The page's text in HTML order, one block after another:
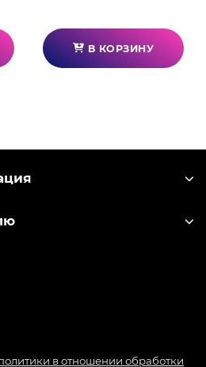
В КОРЗИНУ
в отношении обработки